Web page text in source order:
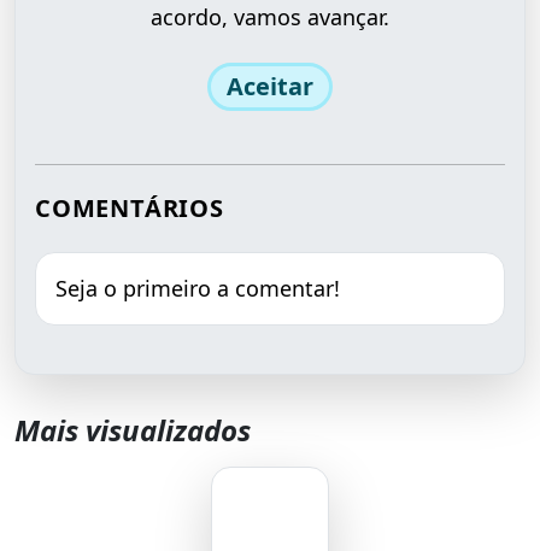
acordo, vamos avançar.
Aceitar
COMENTÁRIOS
Seja o primeiro a comentar!
Mais visualizados